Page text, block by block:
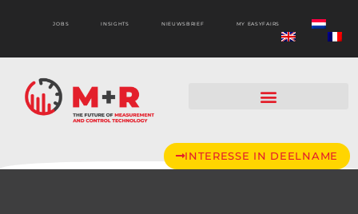
JOBS INSIGHTS NIEUWSBRIEF MY EASYFAIRS
INTERESSE IN DEELNAME